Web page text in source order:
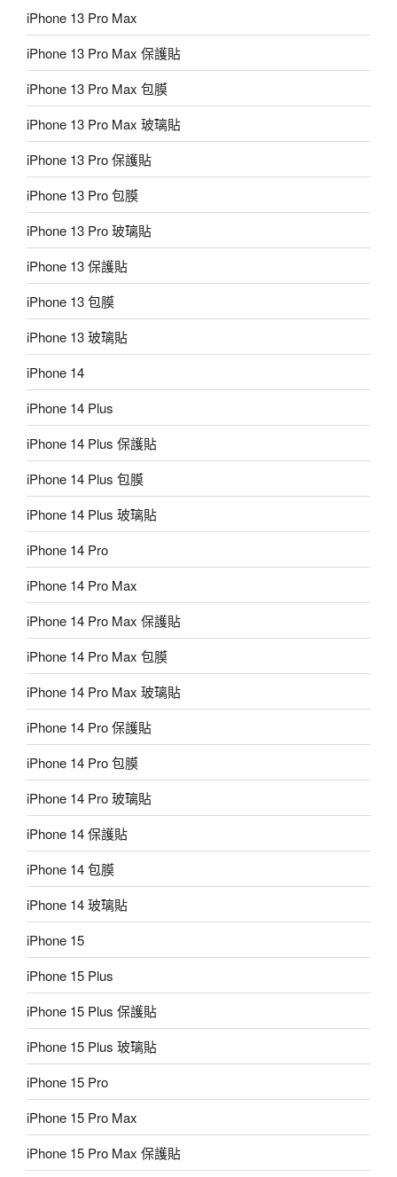
iPhone 13 Pro Max
iPhone 13 Pro Max 保護貼
iPhone 13 Pro Max 包膜
iPhone 13 Pro Max 玻璃貼
iPhone 13 Pro 保護貼
iPhone 13 Pro 包膜
iPhone 13 Pro 玻璃貼
iPhone 13 保護貼
iPhone 13 包膜
iPhone 13 玻璃貼
iPhone 14
iPhone 14 Plus
iPhone 14 Plus 保護貼
iPhone 14 Plus 包膜
iPhone 14 Plus 玻璃貼
iPhone 14 Pro
iPhone 14 Pro Max
iPhone 14 Pro Max 保護貼
iPhone 14 Pro Max 包膜
iPhone 14 Pro Max 玻璃貼
iPhone 14 Pro 保護貼
iPhone 14 Pro 包膜
iPhone 14 Pro 玻璃貼
iPhone 14 保護貼
iPhone 14 包膜
iPhone 14 玻璃貼
iPhone 15
iPhone 15 Plus
iPhone 15 Plus 保護貼
iPhone 15 Plus 玻璃貼
iPhone 15 Pro
iPhone 15 Pro Max
iPhone 15 Pro Max 保護貼